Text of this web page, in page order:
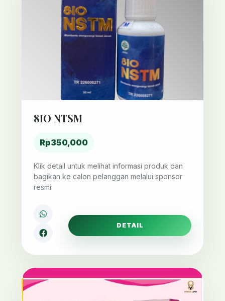
8IO NTSM
Rp350,000
Klik detail untuk melihat informasi produk dan
bagikan ke calon pelanggan melalui sponsor
resmi.
DETAIL